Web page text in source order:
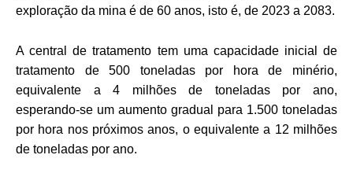
exploração da mina é de 60 anos, isto é, de 2023 a 2083.
A central de tratamento tem uma capacidade inicial de
tratamento de 500 toneladas por hora de minério,
equivalente a 4 milhões de toneladas por ano,
esperando-se um aumento gradual para 1.500 toneladas
por hora nos próximos anos, o equivalente a 12 milhões
de toneladas por ano.